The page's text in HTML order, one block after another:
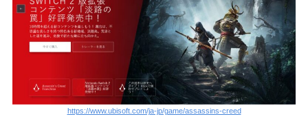
https://www.ubisoft.com/ja-jp/game/assassins-creed